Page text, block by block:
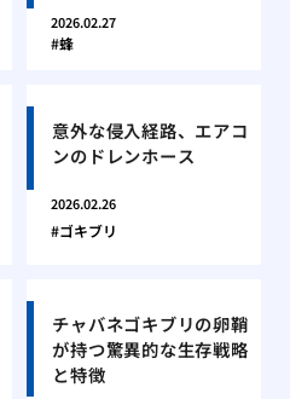
2026.02.27
蜂
意外な侵入経路、エアコ
ンのドレンホース
2026.02.26
ゴキブリ
チャバネゴキブリの卵鞘
が持つ驚異的な生存戦略
と特徴